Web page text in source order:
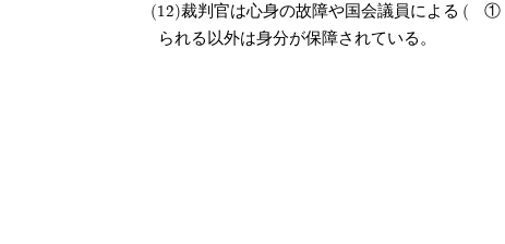
裁判官は心身の故障や国会議員による ①
られる以外は身分が保障されている。